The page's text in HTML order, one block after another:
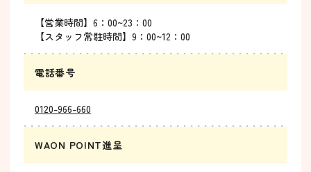
【営業時間】6：00~23：00
【スタッフ常駐時間】9：00~12：00
電話番号
0120-966-660
WAON POINT進呈